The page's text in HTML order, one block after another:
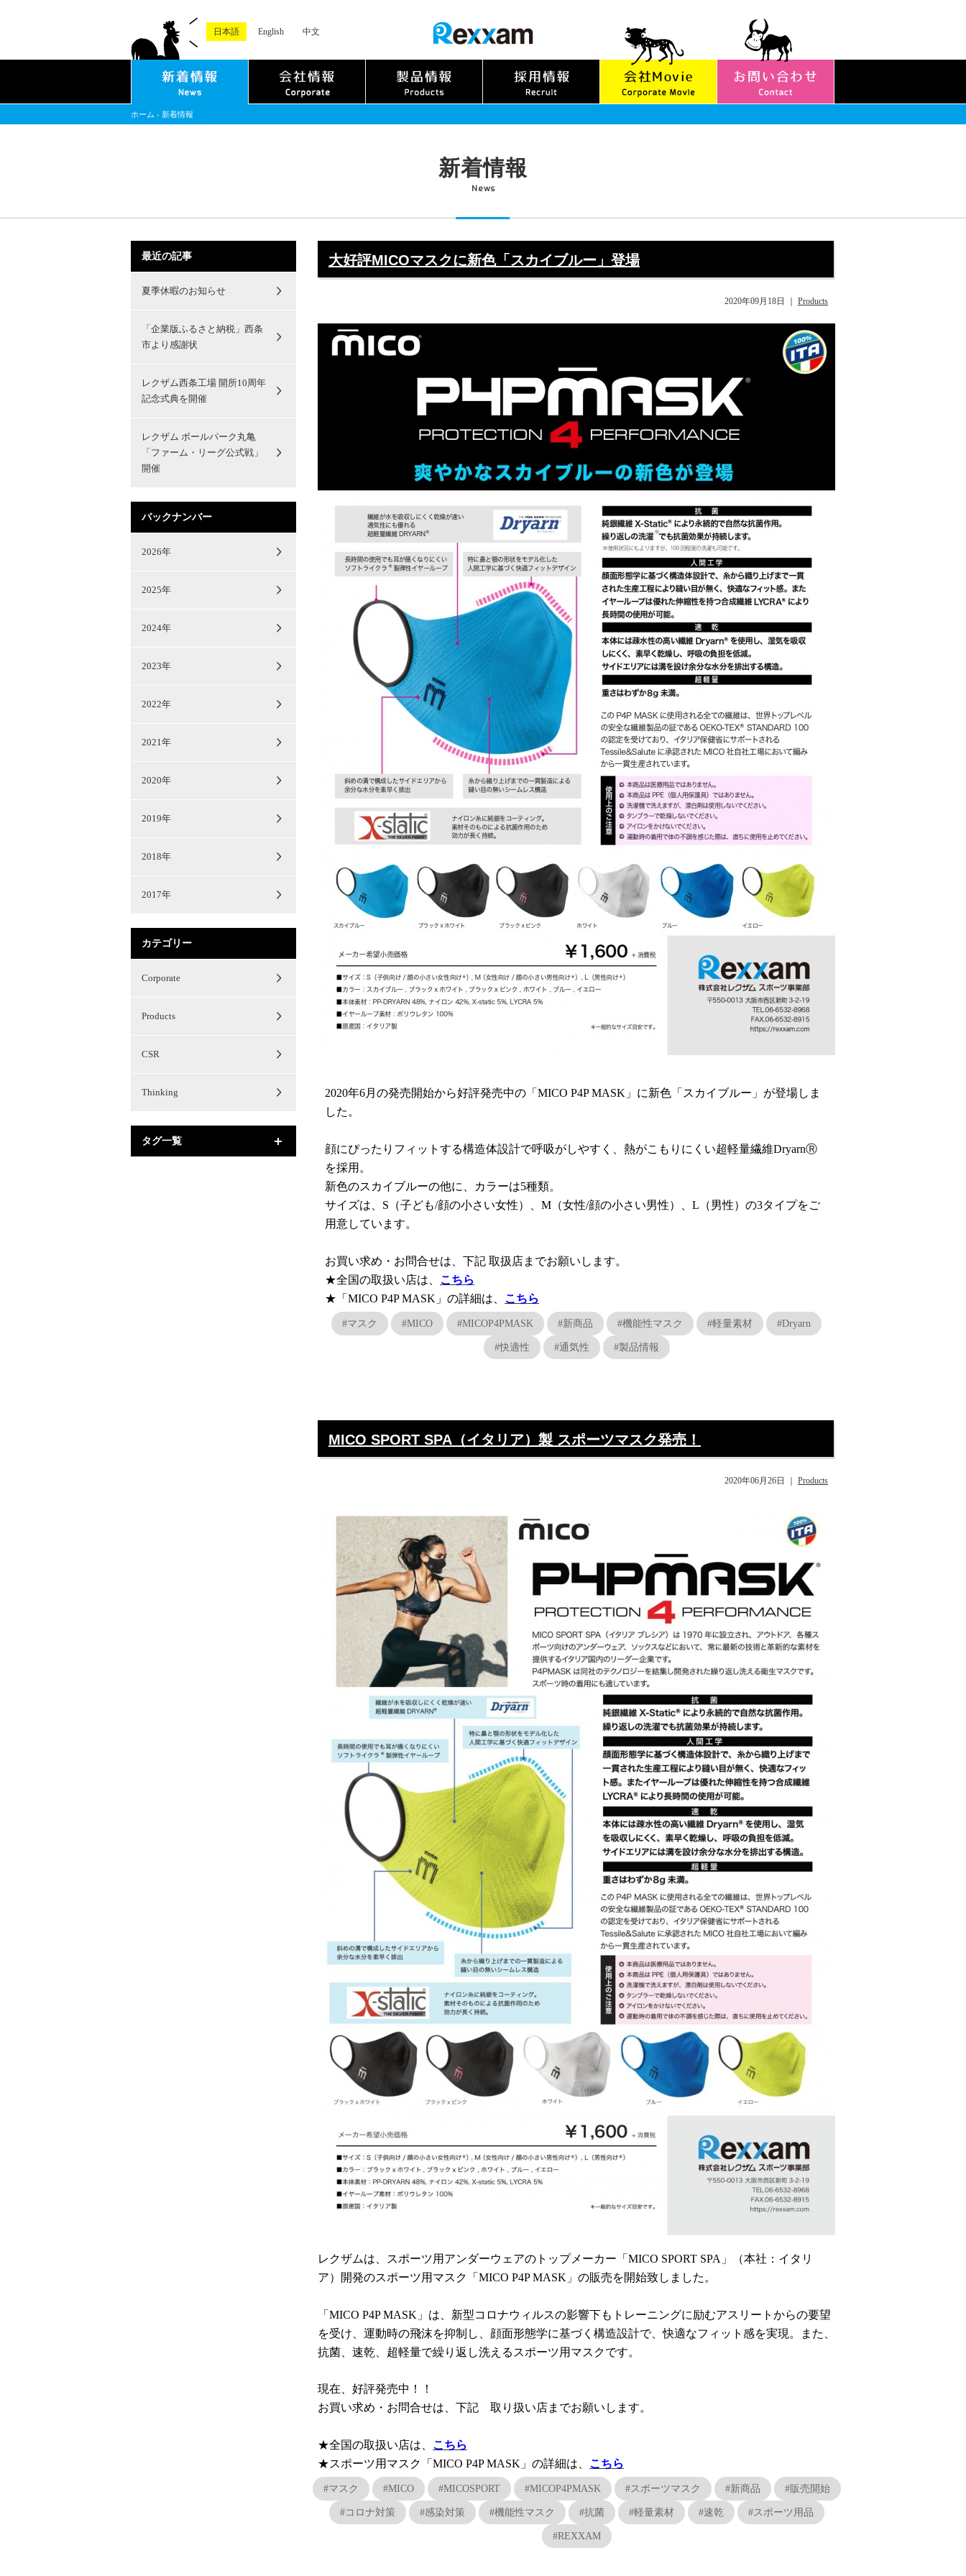
日本語 English 中文
ホーム › 新着情報
新着情報
News
大好評MICOマスクに新色「スカイブルー」登場
2020年09月18日 Products
2020年6月の発売開始から好評発売中の「MICO P4P MASK」に新色「スカイブルー」が登場しま
した。
顔にぴったりフィットする構造体設計で呼吸がしやすく、熱がこもりにくい超軽量繊維DryarnⓇ
を採用。
新色のスカイブルーの他に、カラーは5種類。
サイズは、S（子ども/顔の小さい女性）、M（女性/顔の小さい男性）、L（男性）の3タイプをご
用意しています。
お買い求め・お問合せは、下記 取扱店までお願いします。
★全国の取扱い店は、 こちら
★「MICO P4P MASK」の詳細は、 こちら
#マスク #MICO #MICOP4PMASK #新商品 #機能性マスク #軽量素材 #Dryarn
#快適性 #通気性 #製品情報
MICO SPORT SPA（イタリア）製 スポーツマスク発売！
2020年06月26日 Products
レクザムは、スポーツ用アンダーウェアのトップメーカー 「MICO SPORT SPA」（本社：イタリ
ア）開発のスポーツ用マスク
「MICO P4P MASK」の販売を開始致しました。
「MICO P4P MASK」 は、新型コロナウィルスの影響下もトレーニングに励むアスリートからの要望
を受け、運動時の飛沫を抑制し、顔面形態学に基づく構造設計で、快適なフィット感を実現。また、
抗菌、速乾、超軽量で繰り返し洗えるスポーツ用マスクです。
現在、好評発売中！！
お買い求め・お問合せは、下記 取り扱い店までお願いします。
★全国の取扱い店は、 こちら
★スポーツ用マスク「MICO P4P MASK」の詳細は、 こちら
#マスク #MICO #MICOSPORT #MICOP4PMASK #スポーツマスク #新商品 #販売開始
#コロナ対策 #感染対策 #機能性マスク #抗菌 #軽量素材 #速乾 #スポーツ用品
#REXXAM
最近の記事
夏季休暇のお知らせ
「企業版ふるさと納税」西条
市より感謝状
レクザム西条工場 開所10周年
記念式典を開催
レクザム ボールパーク丸亀
「ファーム・リーグ公式戦」
開催
バックナンバー
2026年
2025年
2024年
2023年
2022年
2021年
2020年
2019年
2018年
2017年
カテゴリー
Corporate
Products
CSR
Thinking
タグ一覧